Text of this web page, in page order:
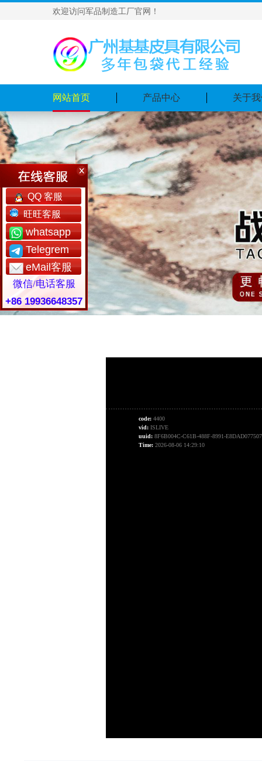
欢迎访问军品制造工厂官网！
网站首页 产品中心 关于
QQ 客服
旺旺客服
whatsapp
Telegrem
eMail客服
微信/电话客服
+86 19936648357